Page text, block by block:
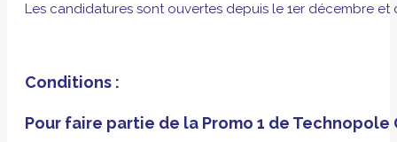
Les candidatures sont ouvertes depuis le 1er décembre et
Conditions :
Pour faire partie de la Promo 1 de Technopole